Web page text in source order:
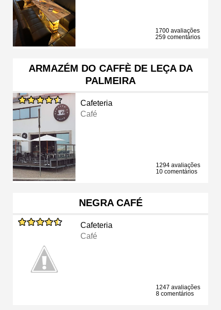
1700 avaliações
259 comentários
ARMAZÉM DO CAFFÈ DE LEÇA DA
PALMEIRA
Cafeteria
Café
1294 avaliações
10 comentários
NEGRA CAFÉ
Cafeteria
Café
1247 avaliações
8 comentários